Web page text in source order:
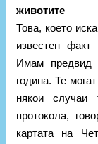
животите
Това, което
известен факт
Имам предвид
година. Те
някои случаи
протокола,
картата на